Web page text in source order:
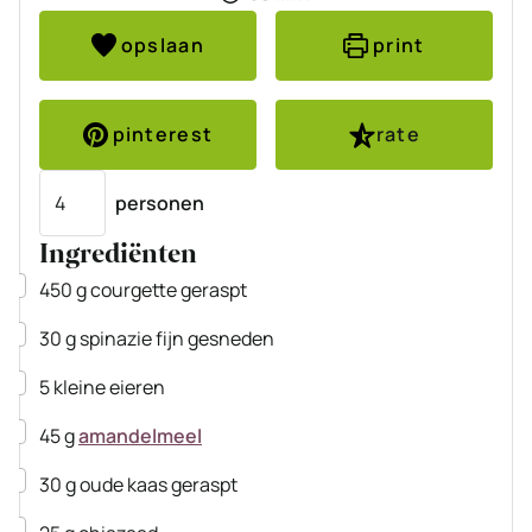
opslaan print
pinterest
rate
personen
Ingrediënten
▢
450gcourgettegeraspt
▢
30gspinaziefijn gesneden
▢
5kleineeieren
▢
45gamandelmeel
▢
30goude kaasgeraspt